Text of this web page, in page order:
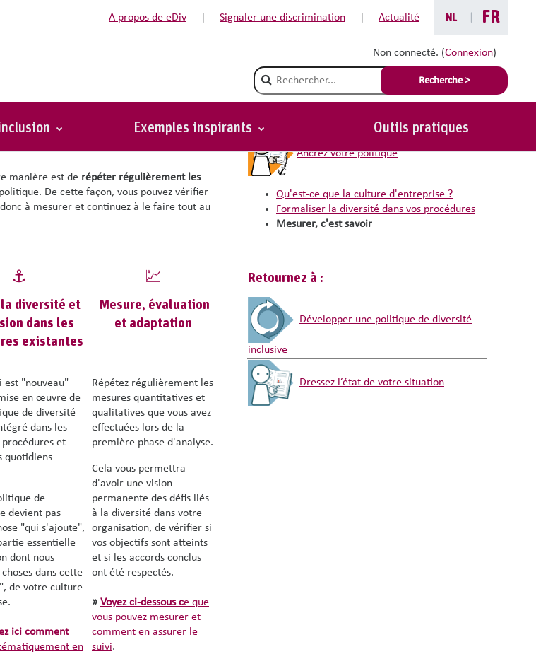
A propos de eDiv
Signaler une discrimination Actualité NL FR
Non connecté. (Connexion)
Champ de recherche
Recherche >
Exemples inspirants Outils pratiques
manière est de répéter régulièrement les
De cette façon, vous pouvez vérifier
à mesurer et continuez à le faire tout au
⚓ 💹
diversité et
dans les
existantes
Mesure, évaluation
et adaptation
est "nouveau"
en œuvre de
de diversité
dans les
procédures et
quotidiens
de
devient pas
"qui s'ajoute",
essentielle
dont nous
dans cette
de votre culture
ici comment
en
Répétez régulièrement les
mesures quantitatives et
qualitatives que vous avez
effectuées lors de la
première phase d'analyse.
Cela vous permettra
d'avoir une vision
permanente des défis liés
à la diversité dans votre
organisation, de vérifier si
vos objectifs sont atteints
et si les accords conclus
ont été respectés.
» Voyez ci-dessous ce que
vous pouvez mesurer et
comment en assurer le
suivi.
Ancrez votre politique
Qu'est-ce que la culture d'entreprise ?
Formaliser la diversité dans vos procédures
Mesurer, c'est savoir
Retournez à :
Développer une politique de diversité
inclusive
Dressez l’état de votre situation